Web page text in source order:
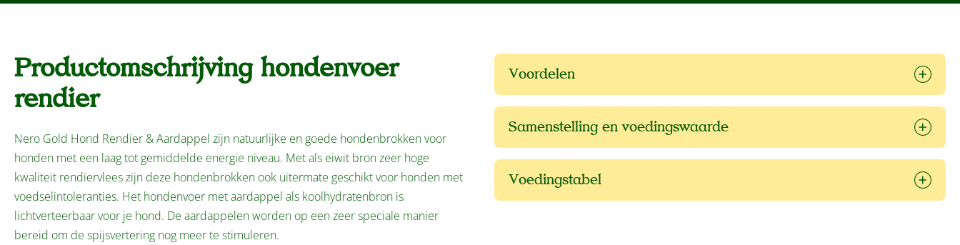
Productomschrijving hondenvoer
rendier
Nero Gold Hond Rendier & Aardappel zijn natuurlijke en goede hondenbrokken voor
honden met een laag tot gemiddelde energie niveau. Met als eiwit bron zeer hoge
kwaliteit rendiervlees zijn deze hondenbrokken ook uitermate geschikt voor honden met
voedselintoleranties. Het hondenvoer met aardappel als koolhydratenbron is
lichtverteerbaar voor je hond. De aardappelen worden op een zeer speciale manier
bereid om de spijsvertering nog meer te stimuleren.
Voordelen
Samenstelling en voedingswaarde
Voedingstabel